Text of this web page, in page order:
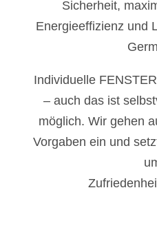
Sicherheit,
Energieefﬁzienz und
Individuelle
– auch das ist
möglich. Wir gehen
Vorgaben ein und